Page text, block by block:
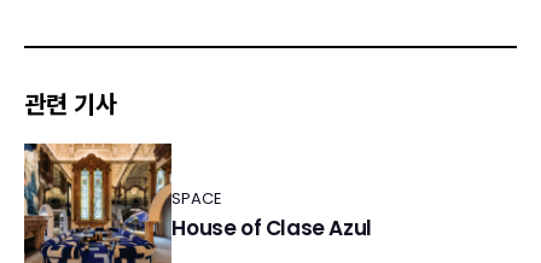
관련 기사
SPACE
House of Clase Azul